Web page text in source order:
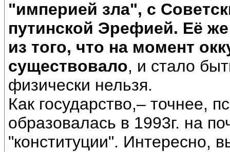
"империей зла", с
путинской Эрефией. Её
из того, что на момент
существовало, и стало
физически нельзя.
Как государство,– точнее,
образовалась в 1993г. на
"конституции". Интересно,